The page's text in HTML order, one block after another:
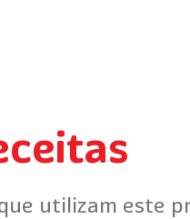
utilizam este